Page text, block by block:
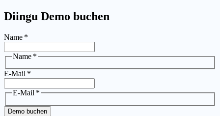
Diingu Demo buchen
Name *
Name *
E-Mail *
E-Mail *
Demo buchen